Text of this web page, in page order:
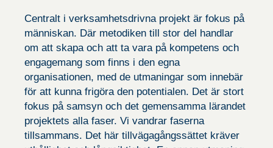
Centralt i verksamhetsdrivna projekt är fokus på
människan. Där metodiken till stor del handlar
om att skapa och att ta vara på kompetens och
engagemang som finns i den egna
organisationen, med de utmaningar som innebär
för att kunna frigöra den potentialen. Det är stort
fokus på samsyn och det gemensamma lärandet
projektets alla faser. Vi vandrar faserna
tillsammans. Det här tillvägagångssättet kräver
Upplevelse
För att vår
hemsida ska
prestera så
bra som
möjligt under
ditt besök.
Om du
nekar de här
kakorna